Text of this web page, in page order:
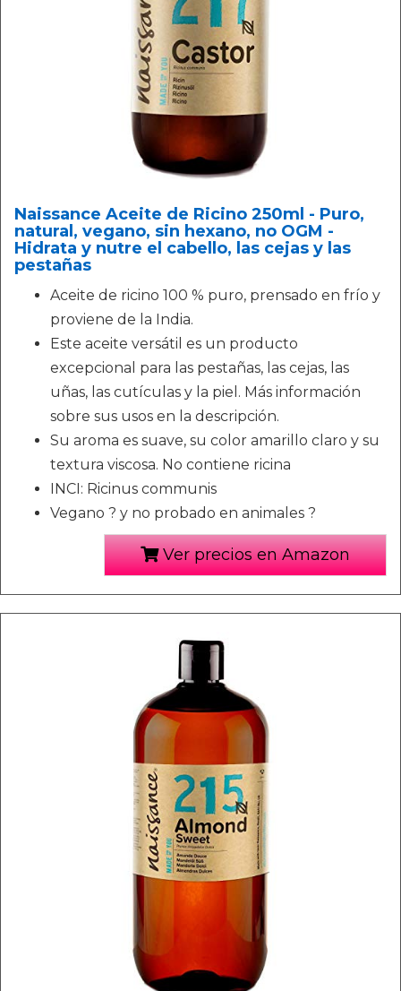
Naissance Aceite de Ricino 250ml - Puro,
natural, vegano, sin hexano, no OGM -
Hidrata y nutre el cabello, las cejas y las
pestañas
Aceite de ricino 100 % puro, prensado en frío y
proviene de la India.
Este aceite versátil es un producto
excepcional para las pestañas, las cejas, las
uñas, las cutículas y la piel. Más información
sobre sus usos en la descripción.
Su aroma es suave, su color amarillo claro y su
textura viscosa. No contiene ricina
INCI: Ricinus communis
Vegano ? y no probado en animales ?
Ver precios en Amazon